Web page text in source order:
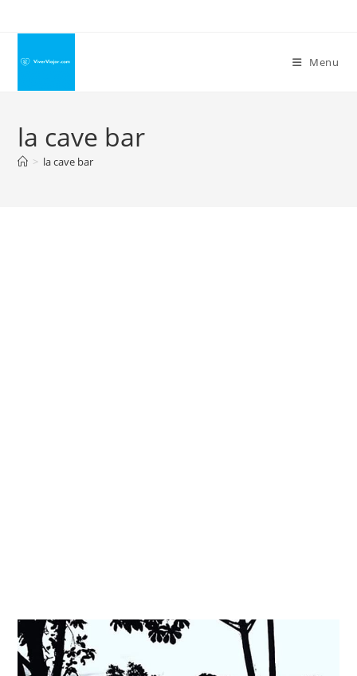
conteúdo
Menu
la cave bar
> la cave bar